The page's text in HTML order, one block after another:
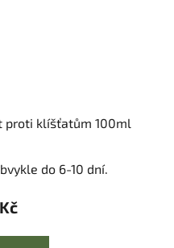
proti klíšťatům 100ml
do 6-10 dní.